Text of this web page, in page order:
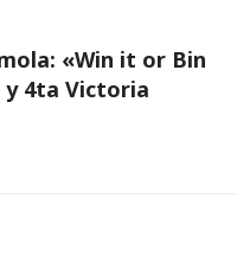
«Win it or Bin
4ta Victoria